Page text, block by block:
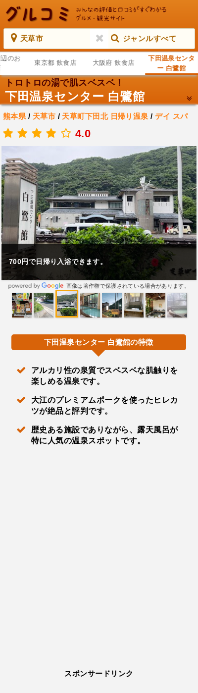
天草市 ジャンルすべて
のお
東京都 飲食店 大阪府 飲食店
下田温泉センタ
ー 白鷺館
トロトロの湯で肌スベスベ！
下田温泉センター 白鷺館
熊本県 / 天草市 / 天草町下田北 日帰り温泉 /デイ スパ
4.0
日帰り入浴できます。
画像は著作権で保護されている場合があります。
市街は
た。
下田温泉センター 白鷺館の特徴
アルカリ性の泉質でスベスベな肌触りを
楽しめる温泉です。
大江のプレミアムポークを使ったヒレカ
ツが絶品と評判です。
歴史ある施設でありながら、露天風呂が
特に人気の温泉スポットです。
スポンサードリンク